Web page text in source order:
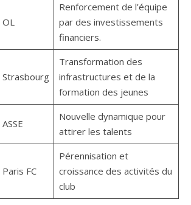
OL
Renforcement de l’équipe
par des investissements
financiers.
Strasbourg
Transformation des
infrastructures et de la
formation des jeunes
ASSE
Nouvelle dynamique pour
attirer les talents
Paris FC
Pérennisation et
croissance des activités du
club